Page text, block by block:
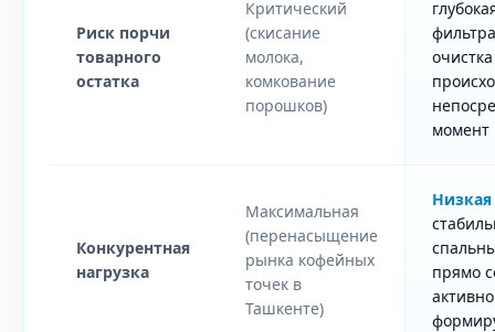
Риск порчи
товарного
остатка
Критический
(скисание
молока,
комкование
порошков)
момент
Конкурентная
нагрузка
Максимальная
(перенасыщение
рынка кофейных
точек в
Ташкенте)
Низкая
прямо
активно